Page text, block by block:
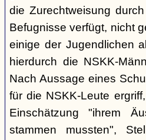
die Zurechtweisung
Befugnisse verfügt, nicht
einige der Jugendlichen
hierdurch die NSKK-
Nach Aussage eines
für die NSKK-Leute
Einschätzung "ihrem
stammen mussten",